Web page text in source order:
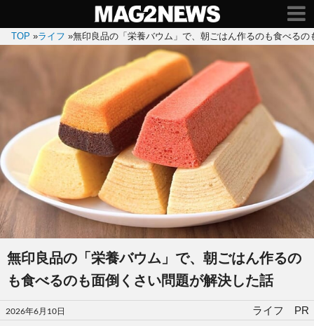
TOP »ライフ »無印良品の「栄養バウム」で、朝ごはん作るのも食べる
無印良品の「栄養バウム」で、朝ごはん作るの
も食べるのも面倒くさい問題が解決した話
投
稿
2026年6月10日 ライフ PR